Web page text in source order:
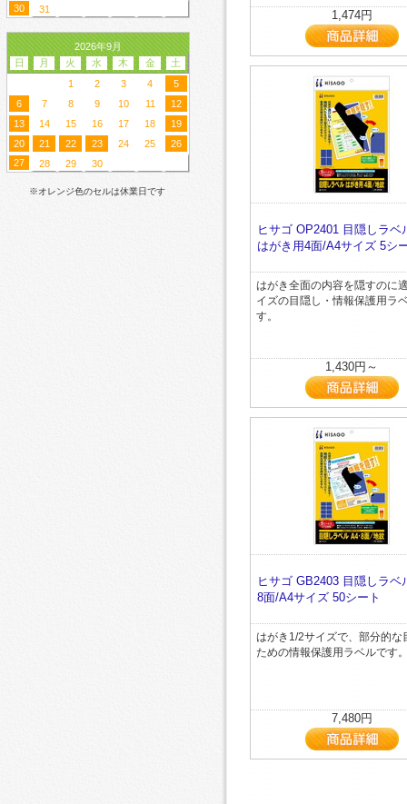
30
31
2026年9月
日
月 火 水 木 金
土
1
2 3 4
5
6
7 8 9 10 11
12
13
14 15 16 17 18
19
20
21 22 23 24 25
26
27
28 29 30
※オレンジ色のセルは休業日です
1,474円
ヒサゴ OP2401 目隠しラベ
はがき用4面/A4サイズ 5シ
はがき全面の内容を隠すのに
イズの目隠し・情報保護用ラ
す。
1,430円～
ヒサゴ GB2403 目隠しラベ
8面/A4サイズ 50シート
はがき1/2サイズで、部分的な
ための情報保護用ラベルです
7,480円